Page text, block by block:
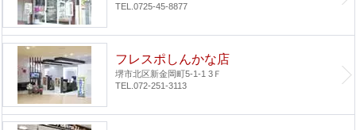
TEL.0725-45-8877
フレスポしんかな店
堺市北区新金岡町5-1-1 3Ｆ
TEL.072-251-3113